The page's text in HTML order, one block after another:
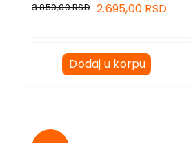
3.850,00RSD 2.695,00 RSD
Dodaj u korpu